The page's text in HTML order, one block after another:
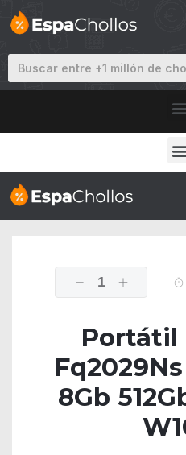
1
Portátil
Fq2029Ns
8Gb